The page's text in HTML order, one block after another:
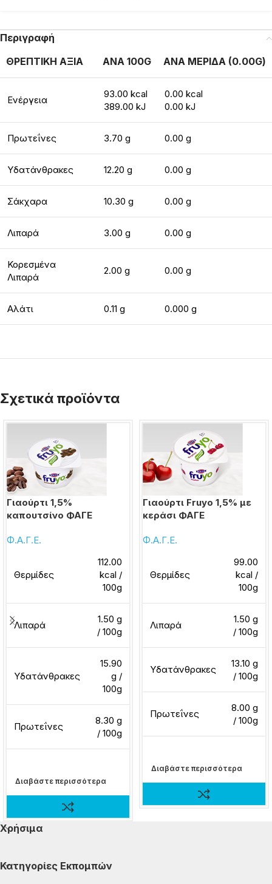
Περιγραφή
ΘΡΕΠΤΙΚΗ ΑΞΙΑ
ΑΝΑ 100G ΑΝΑ ΜΕΡΙΔΑ (0.00G)
Ενέργεια
93.00 kcal
389.00 kJ
0.00 kcal
0.00 kJ
Πρωτεΐνες 3.70 g 0.00 g
Υδατάνθρακες 12.20 g 0.00 g
Σάκχαρα 10.30 g 0.00 g
Λιπαρά 3.00 g 0.00 g
Κορεσμένα
Λιπαρά
2.00 g 0.00 g
Αλάτι 0.11 g 0.000 g
Σχετικά προϊόντα
Γιαούρτι 1,5%
καπουτσίνο ΦΑΓΕ
Φ.Α.Γ.Ε.
Θερμίδες
112.00
kcal /
100g
Λιπαρά
1.50 g
/ 100g
Υδατάνθρακες
15.90
g /
100g
Πρωτεΐνες
8.30 g
/ 100g
Διαβάστε περισσότερα
Γιαούρτι Fruyo 1,5% με
κεράσι ΦΑΓΕ
Φ.Α.Γ.Ε.
Θερμίδες
99.00
kcal /
100g
Λιπαρά
1.50 g
/ 100g
Υδατάνθρακες
13.10 g
/ 100g
Πρωτεΐνες
8.00 g
/ 100g
Διαβάστε περισσότερα
Χρήσιμα
Κατηγορίες Εκπομπών